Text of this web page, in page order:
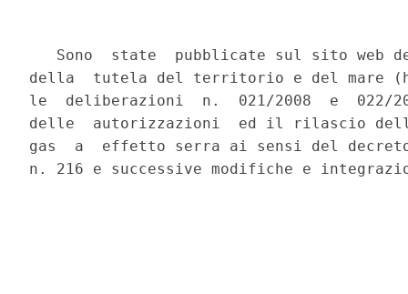
Sono  state  pubblicate sul sito web
della  tutela del territorio e del mare
le  deliberazioni  n.  021/2008  e  022/
delle  autorizzazioni  ed il rilascio
gas  a  effetto serra ai sensi del